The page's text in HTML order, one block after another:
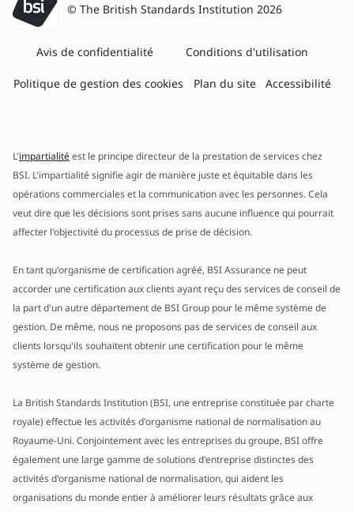
© The British Standards Institution 2026
Avis de confidentialité Conditions d'utilisation
Politique de gestion des cookies Plan du site Accessibilité
L'impartialitéest le principe directeur de la prestation de services chez
BSI. L'impartialité signifie agir de manière juste et équitable dans les
opérations commerciales et la communication avec les personnes. Cela
veut dire que les décisions sont prises sans aucune influence qui pourrait
affecter l'objectivité du processus de prise de décision.
En tant qu'organisme de certification agréé, BSI Assurance ne peut
accorder une certification aux clients ayant reçu des services de conseil de
la part d'un autre département de BSI Group pour le même système de
gestion. De même, nous ne proposons pas de services de conseil aux
clients lorsqu'ils souhaitent obtenir une certification pour le même
système de gestion.
La British Standards Institution (BSI, une entreprise constituée par charte
royale) effectue les activités d'organisme national de normalisation au
Royaume-Uni. Conjointement avec les entreprises du groupe, BSI offre
également une large gamme de solutions d'entreprise distinctes des
activités d'organisme national de normalisation, qui aident les
organisations du monde entier à améliorer leurs résultats grâce aux